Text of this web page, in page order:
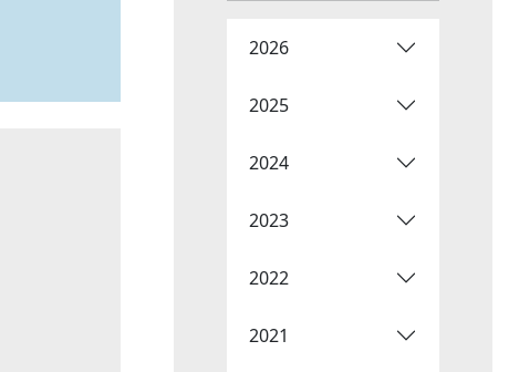
2026
2025
2024
2023
2022
2021